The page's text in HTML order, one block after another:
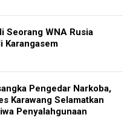
Seorang WNA Rusia
Karangasem
Pengedar Narkoba,
Karawang Selamatkan
Penyalahgunaan